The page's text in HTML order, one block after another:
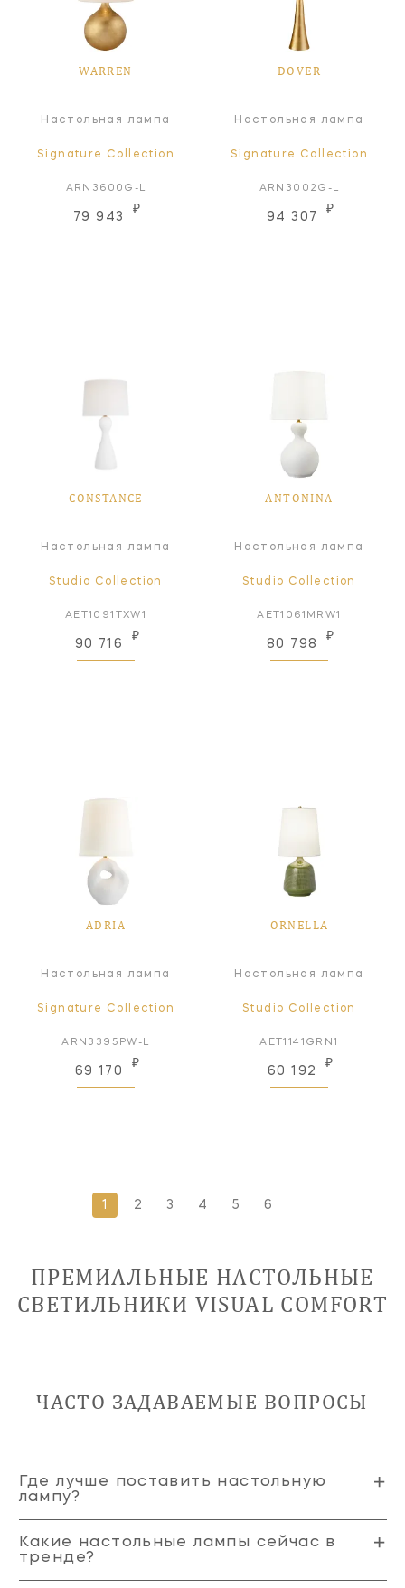
WARREN
Настольная лампа
Signature Collection
ARN3600G-L
79 943
₽
DOVER
Настольная лампа
Signature Collection
ARN3002G-L
94 307
₽
CONSTANCE
Настольная лампа
Studio Collection
AET1091TXW1
90 716
₽
ANTONINA
Настольная лампа
Studio Collection
AET1061MRW1
80 798
₽
ADRIA
Настольная лампа
Signature Collection
ARN3395PW-L
69 170
₽
ORNELLA
Настольная лампа
Studio Collection
AET1141GRN1
60 192
₽
1 2 3 4 5 6
ПРЕМИАЛЬНЫЕ НАСТОЛЬНЫЕ
СВЕТИЛЬНИКИ VISUAL COMFORT
ЧАСТО ЗАДАВАЕМЫЕ ВОПРОСЫ
Где лучше поставить настольную
лампу?
Какие настольные лампы сейчас в
тренде?